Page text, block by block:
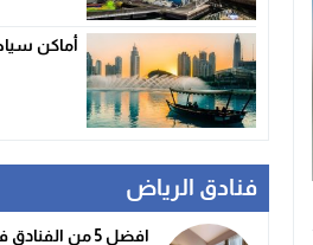
أماكن
فنادق الرياض
افضل 5 من